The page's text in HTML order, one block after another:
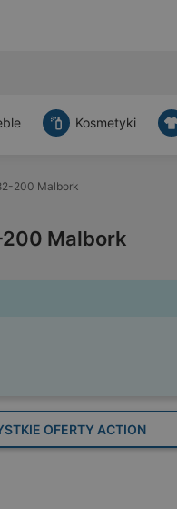
Kosmetyki
200 Malbork
200 Malbork
OFERTY ACTION